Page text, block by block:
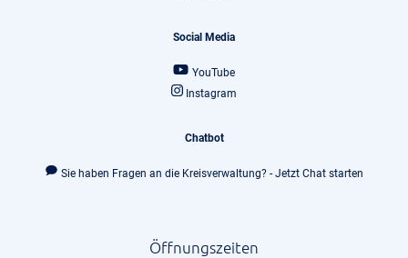
Social Media
YouTube
Instagram
Chatbot
Sie haben Fragen an die Kreisverwaltung? - Jetzt Chat starten
Öffnungszeiten